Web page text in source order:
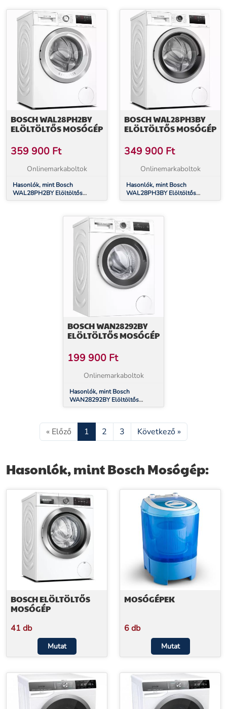
BOSCH WAL28PH2BY
ELÖLTÖLTŐS MOSÓGÉP
359 900 Ft
Onlinemarkaboltok
Hasonlók, mint Bosch
WAL28PH2BY Elöltöltős
mosógép
BOSCH WAL28PH3BY
ELÖLTÖLTŐS MOSÓGÉP
349 900 Ft
Onlinemarkaboltok
Hasonlók, mint Bosch
WAL28PH3BY Elöltöltős
mosógép
BOSCH WAN28292BY
ELÖLTÖLTŐS MOSÓGÉP
199 900 Ft
Onlinemarkaboltok
Hasonlók, mint Bosch
WAN28292BY Elöltöltős
mosógép
« Előző 1 2 3 Következő »
Hasonlók, mint Bosch Mosógép:
BOSCH ELÖLTÖLTŐS
MOSÓGÉP
41 db
Mutat
MOSÓGÉPEK
6 db
Mutat